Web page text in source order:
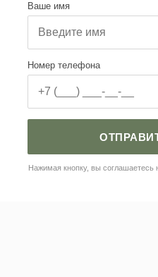
Ваше имя
Номер телефона
Нажимая кнопку, вы соглашаетесь